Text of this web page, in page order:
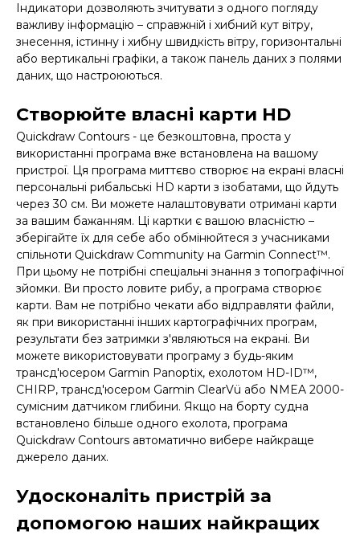
Індикатори дозволяють зчитувати з одного погляду
важливу інформацію – справжній і хибний кут вітру,
знесення, істинну і хибну швидкість вітру, горизонтальні
або вертикальні графіки, а також панель даних з полями
даних, що настроюються.
Створюйте власні карти HD
Quickdraw Contours - це безкоштовна, проста у
використанні програма вже встановлена ​​на вашому
пристрої. Ця програма миттєво створює на екрані власні
персональні рибальські HD карти з ізобатами, що йдуть
через 30 см. Ви можете налаштовувати отримані карти
за вашим бажанням. Ці картки є вашою власністю –
зберігайте їх для себе або обмінюйтеся з учасниками
спільноти Quickdraw Community на Garmin Connect™.
При цьому не потрібні спеціальні знання з топографічної
зйомки. Ви просто ловите рибу, а програма створює
карти. Вам не потрібно чекати або відправляти файли,
як при використанні інших картографічних програм,
результати без затримки з'являються на екрані. Ви
можете використовувати програму з будь-яким
трансд'юсером Garmin Panoptix, ехолотом HD-ID™,
CHIRP, трансд'юсером Garmin ClearVü або NMEA 2000-
сумісним датчиком глибини. Якщо на борту судна
встановлено більше одного ехолота, програма
Quickdraw Contours автоматично вибере найкраще
джерело даних.
Удосконаліть пристрій за
допомогою наших найкращих